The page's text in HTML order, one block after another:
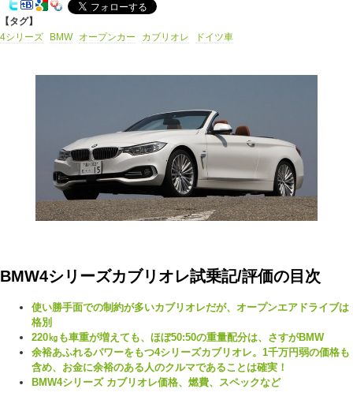
【タグ】
4シリーズ
BMW オープンカー カブリオレ ドイツ車
BMW4シリーズカブリオレ試乗記/評価の目次
使い勝手面での制約が多いカブリオレだが、オープンエアドライブは
格別
220㎏も車重が増えても、ほぼ50:50の重量配分は、さすがBMW
余裕あふれるパワーをもつ4シリーズカブリオレ。1千万円弱の価格も
含め、お金に余裕のある人のクルマであることは確実！
BMW4シリーズ カブリオレ価格、燃費、スペックなど